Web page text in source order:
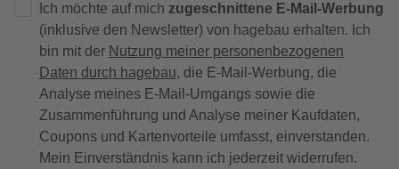
Ich möchte auf mich zugeschnittene E-Mail-Werbung
(inklusive den Newsletter) von hagebau erhalten. Ich
bin mit der Nutzung meiner personenbezogenen
Daten durch hagebau, die E-Mail-Werbung, die
Analyse meines E-Mail-Umgangs sowie die
Zusammenführung und Analyse meiner Kaufdaten,
Coupons und Kartenvorteile umfasst, einverstanden.
Mein Einverständnis kann ich jederzeit widerrufen.